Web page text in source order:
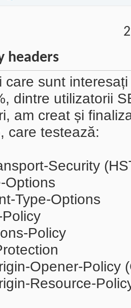
headers
care sunt
dintre utilizatorii
am creat și
care testează:
Security
Options
Type-Options
Policy
Opener-Policy
Resource-